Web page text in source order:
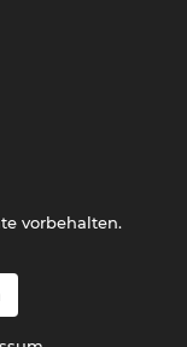
vorbehalten.